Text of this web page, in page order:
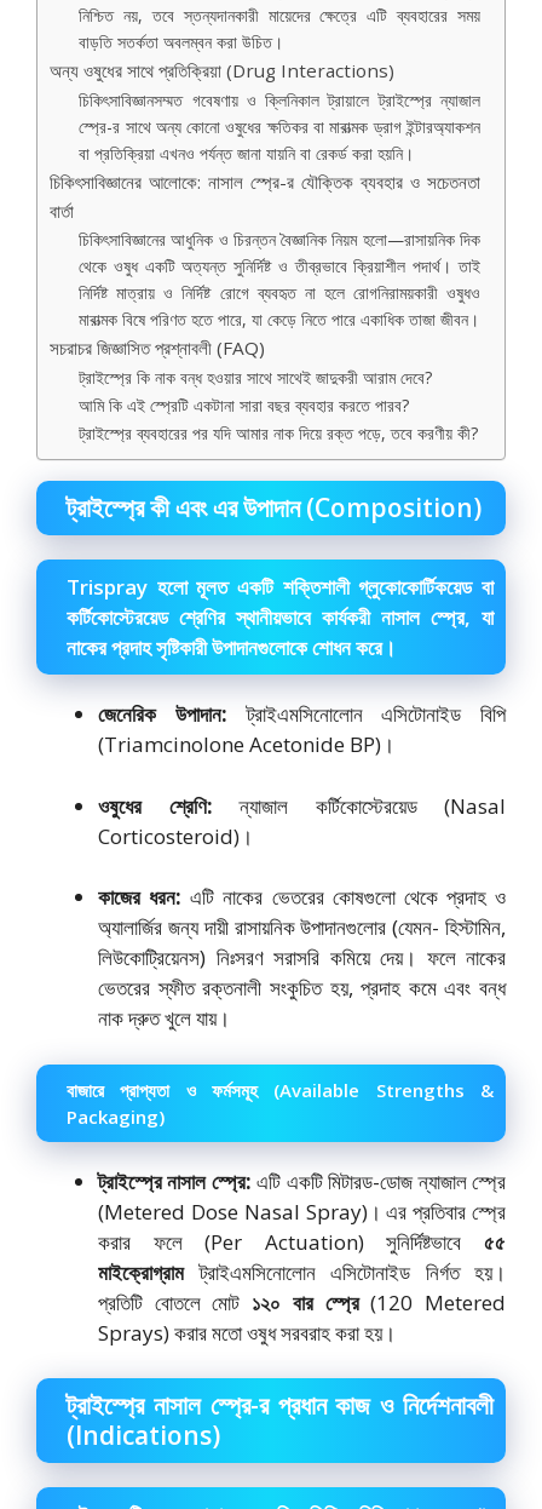
নিশ্চিত নয়, তবে স্তন্যদানকারী মায়েদের ক্ষেত্রে এটি ব্যবহারের সময়
বাড়তি সতর্কতা অবলম্বন করা উচিত।
অন্য ওষুধের সাথে প্রতিক্রিয়া (Drug Interactions)
চিকিৎসাবিজ্ঞানসম্মত গবেষণায় ও ক্লিনিকাল ট্রায়ালে ট্রাইস্প্রে ন্যাজাল
স্প্রে-র সাথে অন্য কোনো ওষুধের ক্ষতিকর বা মারাত্মক ড্রাগ ইন্টারঅ্যাকশন
বা প্রতিক্রিয়া এখনও পর্যন্ত জানা যায়নি বা রেকর্ড করা হয়নি।
চিকিৎসাবিজ্ঞানের আলোকে: নাসাল স্প্রে-র যৌক্তিক ব্যবহার ও সচেতনতা
বার্তা
চিকিৎসাবিজ্ঞানের আধুনিক ও চিরন্তন বৈজ্ঞানিক নিয়ম হলো—রাসায়নিক দিক
থেকে ওষুধ একটি অত্যন্ত সুনির্দিষ্ট ও তীব্রভাবে ক্রিয়াশীল পদার্থ। তাই
নির্দিষ্ট মাত্রায় ও নির্দিষ্ট রোগে ব্যবহৃত না হলে রোগনিরাময়কারী ওষুধও
মারাত্মক বিষে পরিণত হতে পারে, যা কেড়ে নিতে পারে একাধিক তাজা জীবন।
সচরাচর জিজ্ঞাসিত প্রশ্নাবলী (FAQ)
ট্রাইস্প্রে কি নাক বন্ধ হওয়ার সাথে সাথেই জাদুকরী আরাম দেবে?
আমি কি এই স্প্রেটি একটানা সারা বছর ব্যবহার করতে পারব?
ট্রাইস্প্রে ব্যবহারের পর যদি আমার নাক দিয়ে রক্ত পড়ে, তবে করণীয় কী?
ট্রাইস্প্রে কী এবং এর উপাদান (Composition)
Trispray হলো মূলত একটি শক্তিশালী গ্লুকোকোর্টিকয়েড বা
কর্টিকোস্টেরয়েড শ্রেণির স্থানীয়ভাবে কার্যকরী নাসাল স্প্রে, যা
নাকের প্রদাহ সৃষ্টিকারী উপাদানগুলোকে শোধন করে।
জেনেরিক উপাদান: ট্রাইএমসিনোলোন এসিটোনাইড বিপি
(Triamcinolone Acetonide BP)।
ওষুধের শ্রেণি: ন্যাজাল কর্টিকোস্টেরয়েড (Nasal
Corticosteroid)।
কাজের ধরন: এটি নাকের ভেতরের কোষগুলো থেকে প্রদাহ ও
অ্যালার্জির জন্য দায়ী রাসায়নিক উপাদানগুলোর (যেমন- হিস্টামিন,
লিউকোট্রিয়েনস) নিঃসরণ সরাসরি কমিয়ে দেয়। ফলে নাকের
ভেতরের স্ফীত রক্তনালী সংকুচিত হয়, প্রদাহ কমে এবং বন্ধ
নাক দ্রুত খুলে যায়।
বাজারে প্রাপ্যতা ও ফর্মসমূহ (Available Strengths &
Packaging)
ট্রাইস্প্রে নাসাল স্প্রে: এটি একটি মিটারড-ডোজ ন্যাজাল স্প্রে
(Metered Dose Nasal Spray)। এর প্রতিবার স্প্রে
করার ফলে (Per Actuation) সুনির্দিষ্টভাবে ৫৫
মাইক্রোগ্রামট্রাইএমসিনোলোন এসিটোনাইড নির্গত হয়।
প্রতিটি বোতলে মোট ১২০ বার স্প্রে(120 Metered
Sprays) করার মতো ওষুধ সরবরাহ করা হয়।
ট্রাইস্প্রে নাসাল স্প্রে-র প্রধান কাজ ও নির্দেশনাবলী
(Indications)